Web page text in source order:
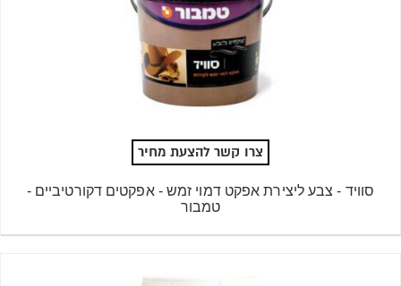
צרו קשר להצעת מחיר
סוויד - צבע ליצירת אפקט דמוי זמש - אפקטים דקורטיביים -
טמבור